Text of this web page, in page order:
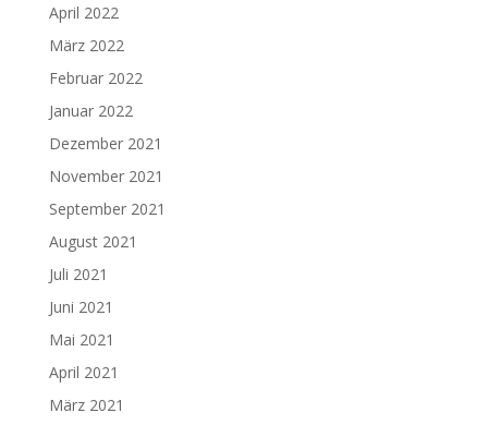
April 2022
März 2022
Februar 2022
Januar 2022
Dezember 2021
November 2021
September 2021
August 2021
Juli 2021
Juni 2021
Mai 2021
April 2021
März 2021